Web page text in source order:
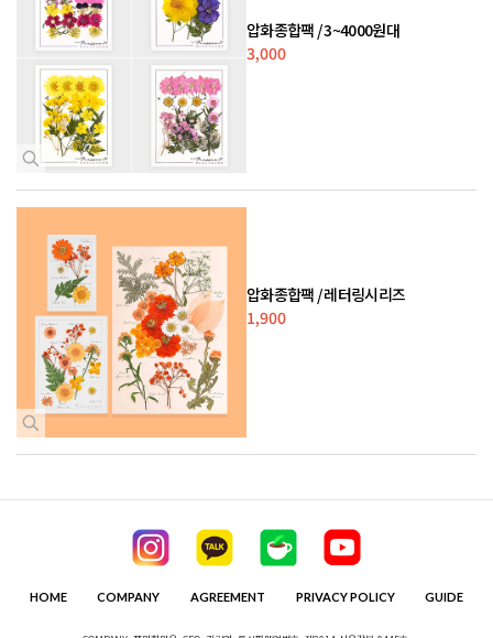
압화종합팩 / 3~4000원대
3,000
압화종합팩 / 레터링시리즈
1,900
HOME COMPANY AGREEMENT PRIVACY POLICY GUIDE